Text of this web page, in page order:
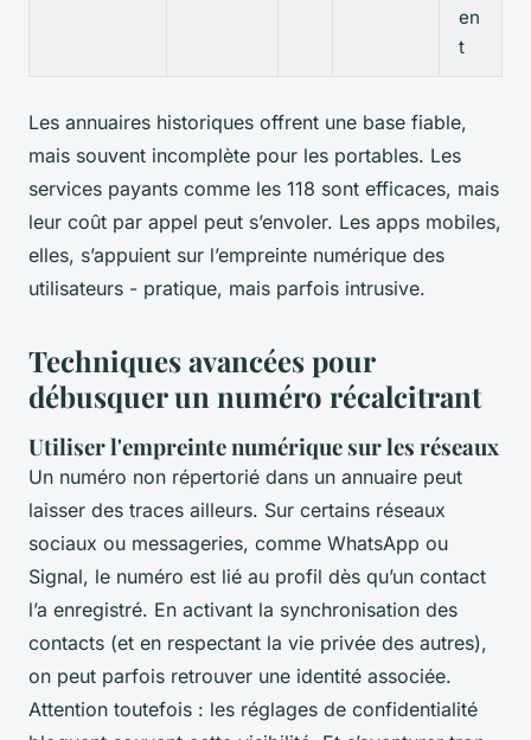
en
t
Les annuaires historiques offrent une base fiable,
mais souvent incomplète pour les portables. Les
services payants comme les 118 sont efficaces, mais
leur coût par appel peut s’envoler. Les apps mobiles,
elles, s’appuient sur l’empreinte numérique des
utilisateurs - pratique, mais parfois intrusive.
Techniques avancées pour
débusquer un numéro récalcitrant
Utiliser l'empreinte numérique sur les réseaux
Un numéro non répertorié dans un annuaire peut
laisser des traces ailleurs. Sur certains réseaux
sociaux ou messageries, comme WhatsApp ou
Signal, le numéro est lié au profil dès qu’un contact
l’a enregistré. En activant la synchronisation des
contacts (et en respectant la vie privée des autres),
on peut parfois retrouver une identité associée.
Attention toutefois : les réglages de confidentialité